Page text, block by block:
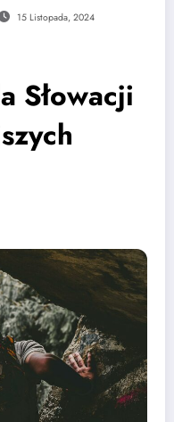
15 Listopada, 2024
Słowacji